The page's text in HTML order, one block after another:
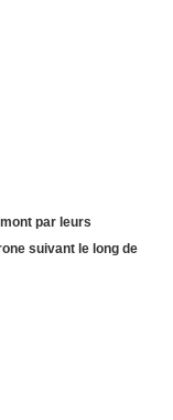
par leurs
suivant le long de